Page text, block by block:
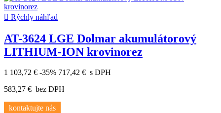
 Rýchly náhľad
AT-3624 LGE Dolmar akumulátorový
LITHIUM-ION krovinorez
1 103,72 € -35% 717,42 € s DPH
583,27 € bez DPH
kontaktujte nás